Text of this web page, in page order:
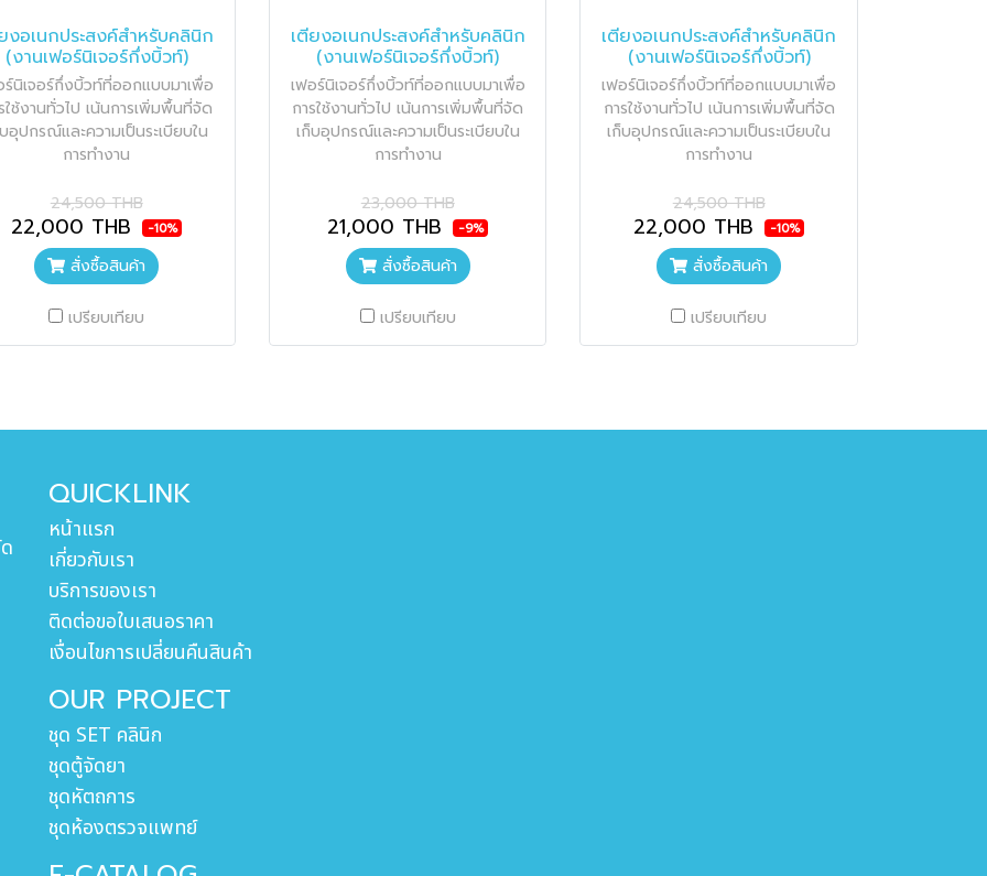
งอเนกประสงค์สำหรับคลินิก
(งานเฟอร์นิเจอร์กึ่งบิ้วท์)
ร์นิเจอร์กึ่งบิ้วท์ที่ออกแบบมาเพื่อ
ใช้งานทั่วไป เน้นการเพิ่มพื้นที่จัด
อุปกรณ์และความเป็นระเบียบใน
การทำงาน
24,500 THB
22,000 THB -10%
สั่งซื้อสินค้า
เปรียบเทียบ
เตียงอเนกประสงค์สำหรับคลินิก
(งานเฟอร์นิเจอร์กึ่งบิ้วท์)
เฟอร์นิเจอร์กึ่งบิ้วท์ที่ออกแบบมาเพื่อ
การใช้งานทั่วไป เน้นการเพิ่มพื้นที่จัด
เก็บอุปกรณ์และความเป็นระเบียบใน
การทำงาน
23,000 THB
21,000 THB -9%
สั่งซื้อสินค้า
เปรียบเทียบ
เตียงอเนกประสงค์สำหรับคลินิก
(งานเฟอร์นิเจอร์กึ่งบิ้วท์)
เฟอร์นิเจอร์กึ่งบิ้วท์ที่ออกแบบมาเพื่อ
การใช้งานทั่วไป เน้นการเพิ่มพื้นที่จัด
เก็บอุปกรณ์และความเป็นระเบียบใน
การทำงาน
24,500 THB
22,000 THB -10%
สั่งซื้อสินค้า
เปรียบเทียบ
QUICKLINK
หน้าแรก
เกี่ยวกับเรา
บริการของเรา
ติดต่อขอใบเสนอราคา
เงื่อนไขการเปลี่ยนคืนสินค้า
OUR PROJECT
ชุด SET คลินิก
ชุดตู้จัดยา
ชุดหัตถการ
ชุดห้องตรวจแพทย์